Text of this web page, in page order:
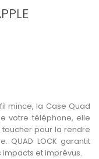
mince, la Case Quad
votre téléphone, elle
pour la rendre
QUAD LOCK garantit
et imprévus.